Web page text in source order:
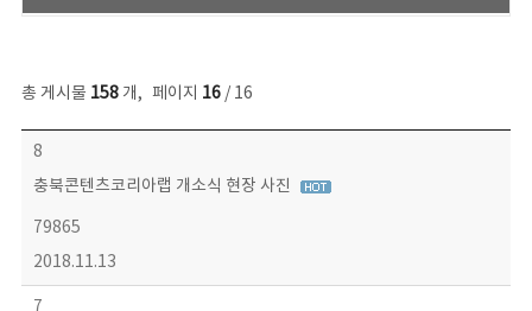
총 게시물 158개, 페이지 16/ 16
콘텐츠이슈 목록 - 번호, 제목, 작성자, 파일, 조회수, 작성일 정보 제공
8
충북콘텐츠코리아랩 개소식 현장 사진
79865
2018.11.13